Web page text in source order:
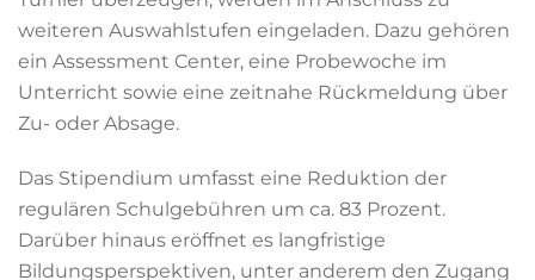
weiteren Auswahlstufen eingeladen. Dazu gehören
ein Assessment Center, eine Probewoche im
Unterricht sowie eine zeitnahe Rückmeldung über
Zu- oder Absage.
Das Stipendium umfasst eine Reduktion der
regulären Schulgebühren um ca. 83 Prozent.
Darüber hinaus eröffnet es langfristige
Bildungsperspektiven, unter anderem den Zugang